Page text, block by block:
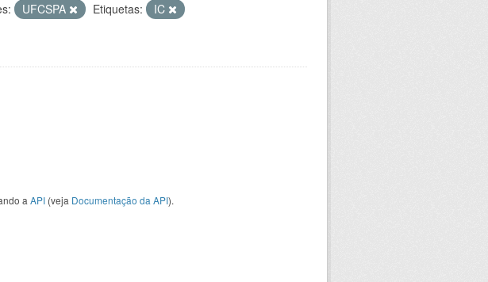
UFCSPA Etiquetas:
IC
a API (veja Documentação da API).